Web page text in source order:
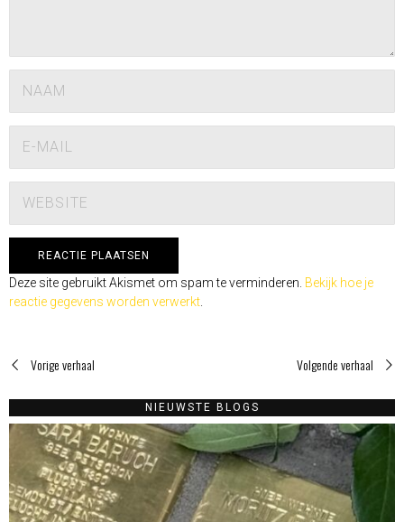
Deze site gebruikt Akismet om spam te verminderen. Bekijk hoe je
reactie gegevens worden verwerkt.
Vorige verhaal Volgende verhaal
NIEUWSTE BLOGS